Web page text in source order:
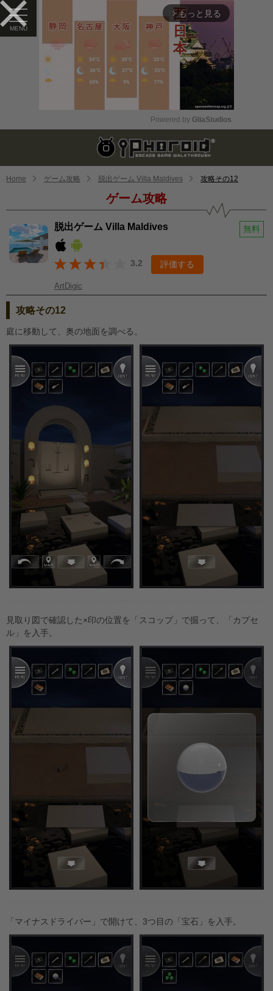
arrow_forward_ios もっと見る
Mute
Powered by GliaStudios
Home ゲーム攻略 脱出ゲーム Villa Maldives 攻略その12
ゲーム攻略
脱出ゲーム Villa Maldives 無料
3.2 評価する
ArtDigic
攻略その12
庭に移動して、奥の地面を調べる。
見取り図で確認した×印の位置を「スコップ」で掘って、「カプセ
ル」を入手。
「マイナスドライバー」で開けて、3つ目の「宝石」を入手。